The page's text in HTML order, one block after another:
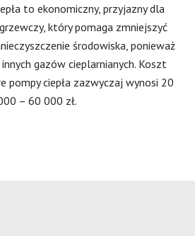
to ekonomiczny, przyjazny dla
który pomaga zmniejszyć
środowiska, ponieważ
gazów cieplarnianych. Koszt
pompy ciepła zazwyczaj wynosi 20
– 60 000 zł.